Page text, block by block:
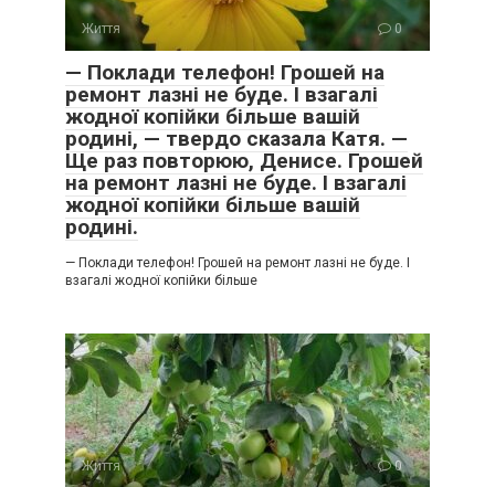
Життя 0
— Поклади телефон! Грошей на
ремонт лазні не буде. І взагалі
жодної копійки більше вашій
родині, — твердо сказала Катя. —
Ще раз повторюю, Денисе. Грошей
на ремонт лазні не буде. І взагалі
жодної копійки більше вашій
родині.
— Поклади телефон! Грошей на ремонт лазні не буде. І
взагалі жодної копійки більше
Життя 0